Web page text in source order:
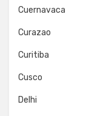
Cuernavaca
Curazao
Curitiba
Cusco
Delhi